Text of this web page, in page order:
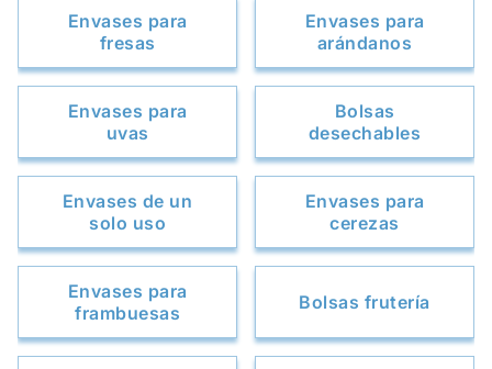
Envases para
fresas
Envases para
arándanos
Envases para
uvas
Bolsas
desechables
Envases de un
solo uso
Envases para
cerezas
Envases para
frambuesas
Bolsas frutería